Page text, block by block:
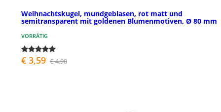
Weihnachtskugel, mundgeblasen, rot matt und
semitransparent mit goldenen Blumenmotiven, Ø 80 mm
VORRÄTIG
€ 3,59 € 4,90